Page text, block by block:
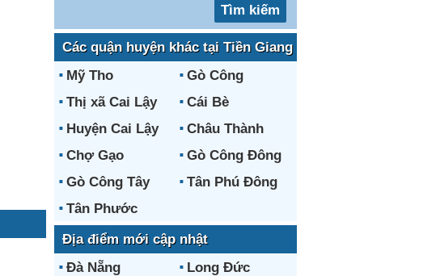
Các quận huyện khác tại Tiền Giang
Mỹ Tho
Gò Công
Thị xã Cai Lậy
Cái Bè
Huyện Cai Lậy
Châu Thành
Chợ Gạo
Gò Công Đông
Gò Công Tây
Tân Phú Đông
Tân Phước
Địa điểm mới cập nhật
Đà Nẵng
Long Đức